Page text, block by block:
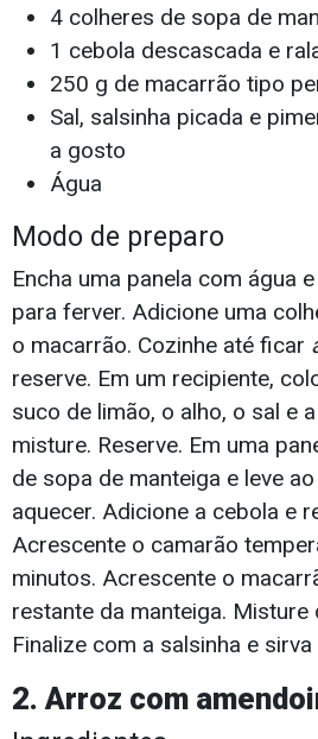
4 colheres de sopa de
1 cebola descascada e
250 g de macarrão tipo
Sal, salsinha picada e
a gosto
Água
Modo de preparo
Encha uma panela com água
para ferver. Adicione uma
o macarrão. Cozinhe até ficar
reserve. Em um recipiente,
suco de limão, o alho, o sal e
misture. Reserve. Em uma
de sopa de manteiga e leve
aquecer. Adicione a cebola e
Acrescente o camarão
minutos. Acrescente o
restante da manteiga. Misture
Finalize com a salsinha e
2. Arroz com